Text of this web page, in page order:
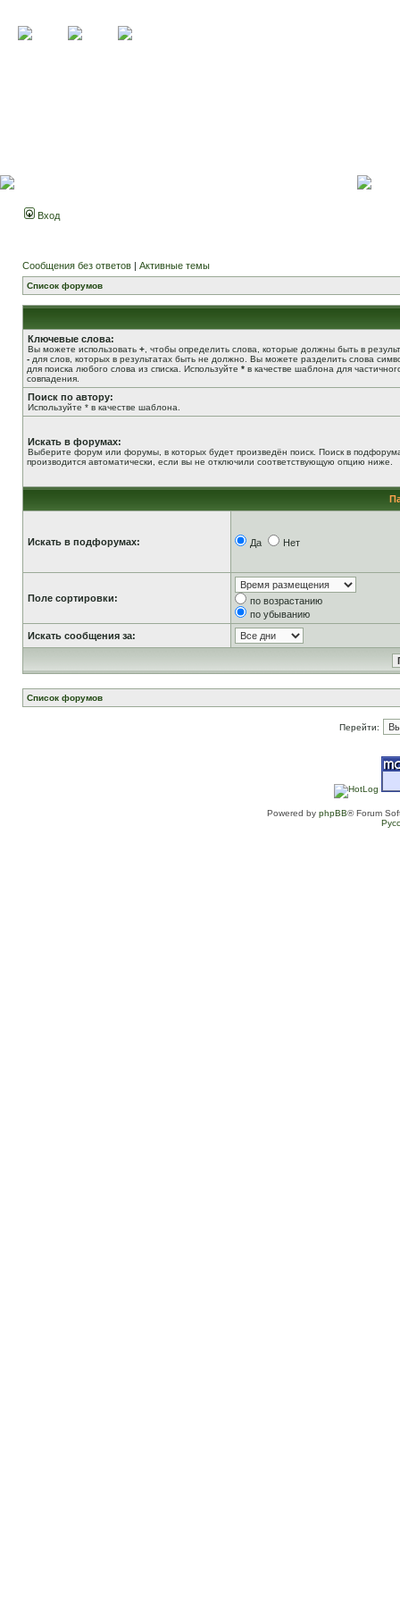
Вход
Сообщения без ответов | Активные темы
Список форумов
Ключевые слова:
Вы можете использовать + , чтобы определить слова, которые должны быть в
- для слов, которых в результатах быть не должно. Вы можете разделить слова
для поиска любого слова из списка. Используйте * в качестве шаблона для
совпадения.
Поиск по автору:
Используйте * в качестве шаблона.
Искать в форумах:
Выберите форум или форумы, в которых будет произведён поиск. Поиск в
производится автоматически, если вы не отключили соответствующую опцию ниже.
Искать в подфорумах: Да Нет
Поле сортировки:
по возрастанию
по убыванию
Искать сообщения за:
Список форумов
Перейти:
Powered by phpBB® Forum